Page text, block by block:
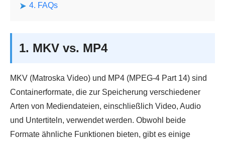
4. FAQs
1. MKV vs. MP4
MKV (Matroska Video) und MP4 (MPEG-4 Part 14) sind
Containerformate, die zur Speicherung verschiedener
Arten von Mediendateien, einschließlich Video, Audio
und Untertiteln, verwendet werden. Obwohl beide
Formate ähnliche Funktionen bieten, gibt es einige